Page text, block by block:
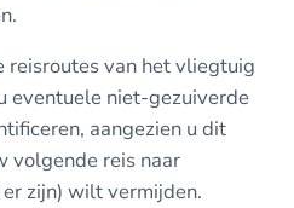
reisroutes van het vliegtuig
eventuele niet-gezuiverde
aangezien u dit
volgende reis naar
zijn) wilt vermijden.